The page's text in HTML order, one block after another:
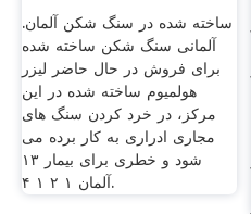
ساخته شده در سنگ شکن آلمان.
آلمانی سنگ شکن ساخته شده
برای فروش در حال حاضر لیزر
هولمیوم ساخته شده در این
مرکز، در خرد کردن سنگ های
مجاری ادراری به کار برده می
شود و خطری برای بیمار ۱۳
آلمان ۱ ۲ ۱ ۴.